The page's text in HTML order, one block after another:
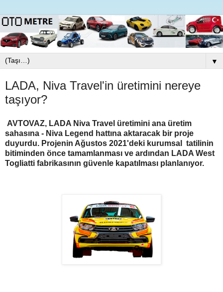
▼
LADA, Niva Travel'in üretimini nereye
taşıyor?
AVTOVAZ, LADA Niva Travel üretimini ana üretim
sahasına - Niva Legend hattına aktaracak bir proje
duyurdu. Projenin Ağustos 2021'deki kurumsal tatilinin
bitiminden önce tamamlanması ve ardından LADA West
Togliatti fabrikasının güvenle kapatılması planlanıyor.